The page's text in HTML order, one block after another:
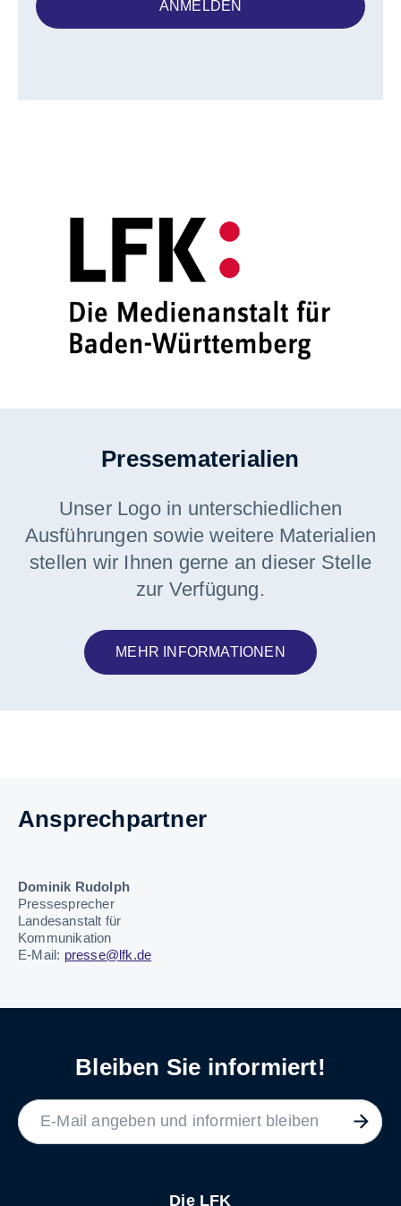
ANMELDEN
Pressematerialien
Unser Logo in unterschiedlichen
Ausführungen sowie weitere Materialien
stellen wir Ihnen gerne an dieser Stelle
zur Verfügung.
MEHR INFORMATIONEN
Ansprechpartner
Dominik Rudolph
Pressesprecher
Landesanstalt für
Kommunikation
E-Mail: presse@lfk.de
Bleiben Sie informiert!
Die LFK